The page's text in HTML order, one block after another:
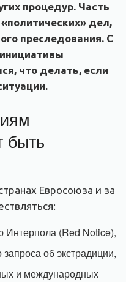
процедур. Часть
«политических» дел,
преследования. С
что делать, если
быть
Евросоюза и за
Интерпола (Red Notice),
об экстрадиции,
и международных